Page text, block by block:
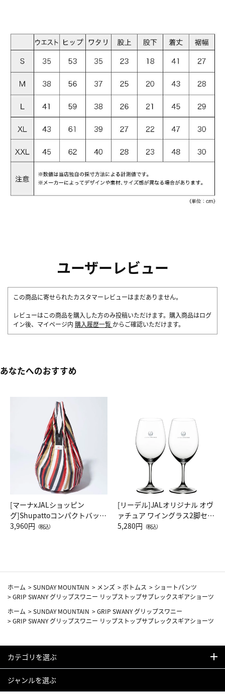
ユーザーレビュー
この商品に寄せられたカスタマーレビューはまだありません。
レビューはこの商品を購入した方のみ投稿いただけます。購入商品はログ
イン後、マイページ内 購入履歴一覧 からご確認いただけます。
あなたへのおすすめ
[マーナxJALショッピン
グ]Shupattoコンパクトバッグ
Drop JAL客室乗務員（LC）ス
3,960円 （税込）
[リーデル]JALオリジナル オヴ
ァチュア ワイングラス2脚セッ
ト（レッドワイン）
5,280円 （税込）
ホーム >SUNDAY MOUNTAIN > メンズ > ボトムス > ショートパンツ
>GRIP SWANY グリップスワニー リップストップサプレックスギアショーツ
ホーム >SUNDAY MOUNTAIN >GRIP SWANY グリップスワニー
>GRIP SWANY グリップスワニー リップストップサプレックスギアショーツ
カテゴリを選ぶ
ジャンルを選ぶ